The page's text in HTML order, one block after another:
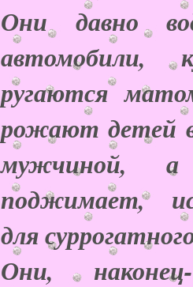
Они давно
ругаются
рожают детей
мужчиной, а
поджимает,
для
Они,